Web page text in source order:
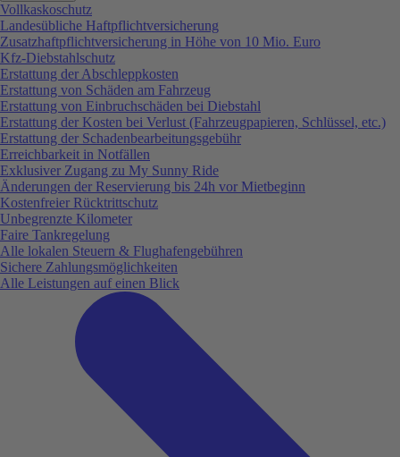
Vollkaskoschutz
Landesübliche Haftpflichtversicherung
Zusatzhaftpflichtversicherung in Höhe von 10 Mio. Euro
Kfz-Diebstahlschutz
Erstattung der Abschleppkosten
Erstattung von Schäden am Fahrzeug
Erstattung von Einbruchschäden bei Diebstahl
Erstattung der Kosten bei Verlust (Fahrzeugpapieren, Schlüssel, etc.)
Erstattung der Schadenbearbeitungsgebühr
Erreichbarkeit in Notfällen
Exklusiver Zugang zu My Sunny Ride
Änderungen der Reservierung bis 24h vor Mietbeginn
Kostenfreier Rücktrittschutz
Unbegrenzte Kilometer
Faire Tankregelung
Alle lokalen Steuern & Flughafengebühren
Sichere Zahlungsmöglichkeiten
Alle Leistungen auf einen Blick